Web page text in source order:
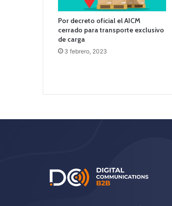
Por decreto oficial el AICM
cerrado para transporte exclusivo
de carga
3 febrero, 2023